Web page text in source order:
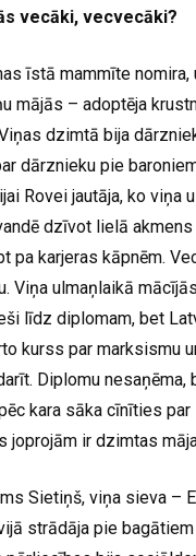
vecāki, vecvecāki?
īstā mammīte nomira,
mājās – adoptēja
dzimtā bija
dārznieku pie
Rovei jautāja, ko viņa
dzīvot lielā akmens
pa karjeras kāpnēm.
Viņa ulmaņlaikā
līdz diplomam, bet
kurss par marksismu
Diplomu nesaņēma,
kara sāka cīnīties
joprojām ir dzimtas
Sietiņš, viņa sieva –
strādāja pie